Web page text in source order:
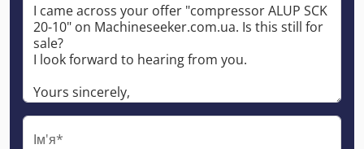
Ім'я*